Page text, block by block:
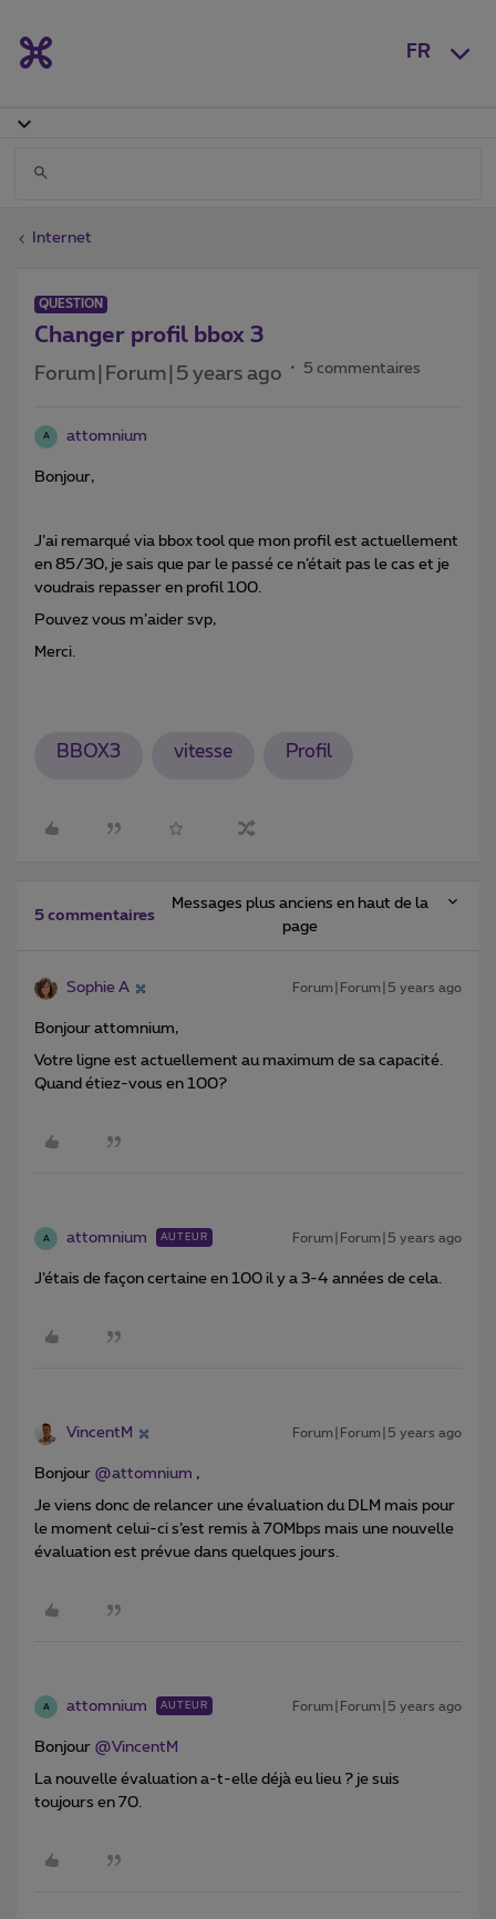
FR
Internet
QUESTION
Changer profil bbox 3
Forum|Forum|5 years ago 5 commentaires
A attomnium
Bonjour,
J’ai remarqué via bbox tool que mon profil est actuellement
en 85/30, je sais que par le passé ce n’était pas le cas et je
voudrais repasser en profil 100.
Pouvez vous m’aider svp,
Merci.
BBOX3 vitesse Profil
5 commentaires
Messages plus anciens en haut de la
page
Sophie A Forum|Forum|5 years ago
Bonjour attomnium,
Votre ligne est actuellement au maximum de sa capacité.
Quand étiez-vous en 100?
A attomnium AUTEUR Forum|Forum|5 years ago
J’étais de façon certaine en 100 il y a 3-4 années de cela.
VincentM Forum|Forum|5 years ago
Bonjour @attomnium ,
Je viens donc de relancer une évaluation du DLM mais pour
le moment celui-ci s’est remis à 70Mbps mais une nouvelle
évaluation est prévue dans quelques jours.
A attomnium AUTEUR Forum|Forum|5 years ago
Bonjour @VincentM
La nouvelle évaluation a-t-elle déjà eu lieu ? je suis
toujours en 70.